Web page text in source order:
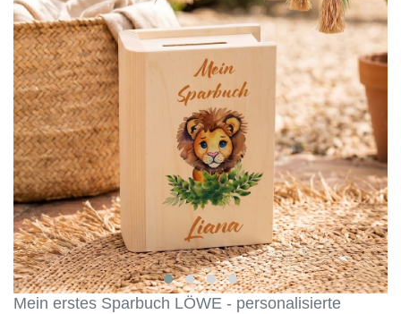
Mein erstes Sparbuch LÖWE - personalisierte